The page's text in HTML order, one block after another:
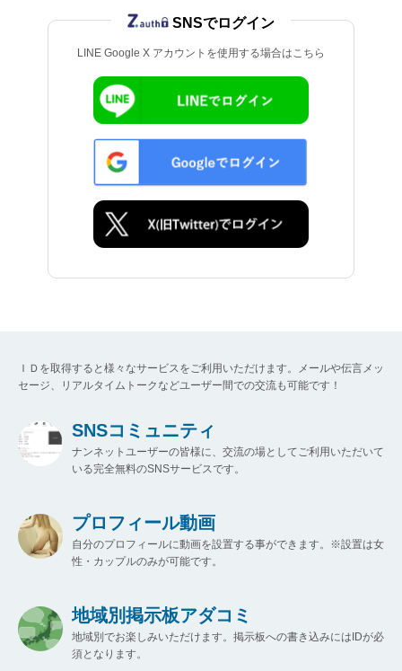
LINE Google X アカウントを使用する場合はこちら
SNSでログイン
ＩＤを取得すると様々なサービスをご利用いただけます。メールや伝言メッ
セージ、リアルタイムトークなどユーザー間での交流も可能です！
SNSコミュニティ
ナンネットユーザーの皆様に、交流の場としてご利用いただいて
いる完全無料のSNSサービスです。
プロフィール動画
自分のプロフィールに動画を設置する事ができます。※設置は女
性・カップルのみが可能です。
地域別掲示板アダコミ
地域別でお楽しみいただけます。掲示板への書き込みにはIDが必
須となります。